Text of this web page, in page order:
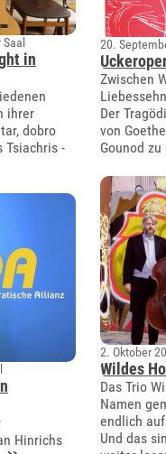
in
ihrer
dobro
Tsiachris -
Hinrichs
20.
Zwischen
Der
von
Gounod zu
2. Oktober
Wildes
Das Trio
Namen
endlich
Und das